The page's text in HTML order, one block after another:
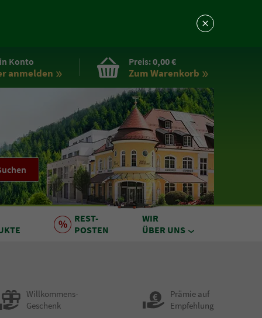
Konto
anmelden
Preis:0,00 €
Zum Warenkorb
REST-
POSTEN
WIR
ÜBER UNS
Willkommens-
Geschenk
Prämie auf
Empfehlung